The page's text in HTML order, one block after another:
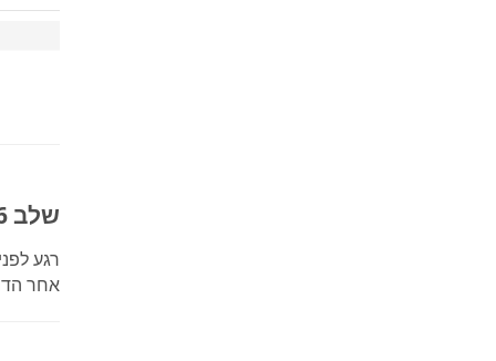
שלב 6: התחל את הפגישה שלך
רגע
אחר